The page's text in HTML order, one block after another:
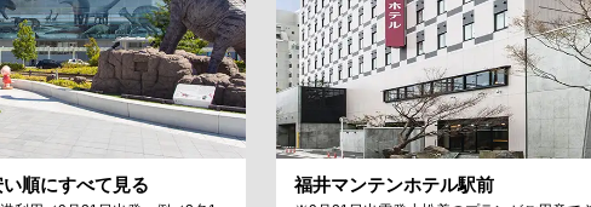
順にすべて見る 福井マンテンホテル駅前